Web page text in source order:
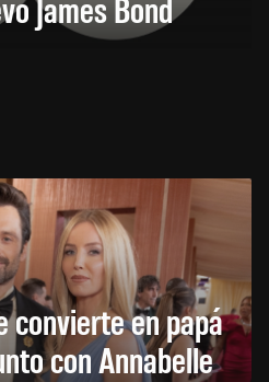
convierte en papá
con Annabelle